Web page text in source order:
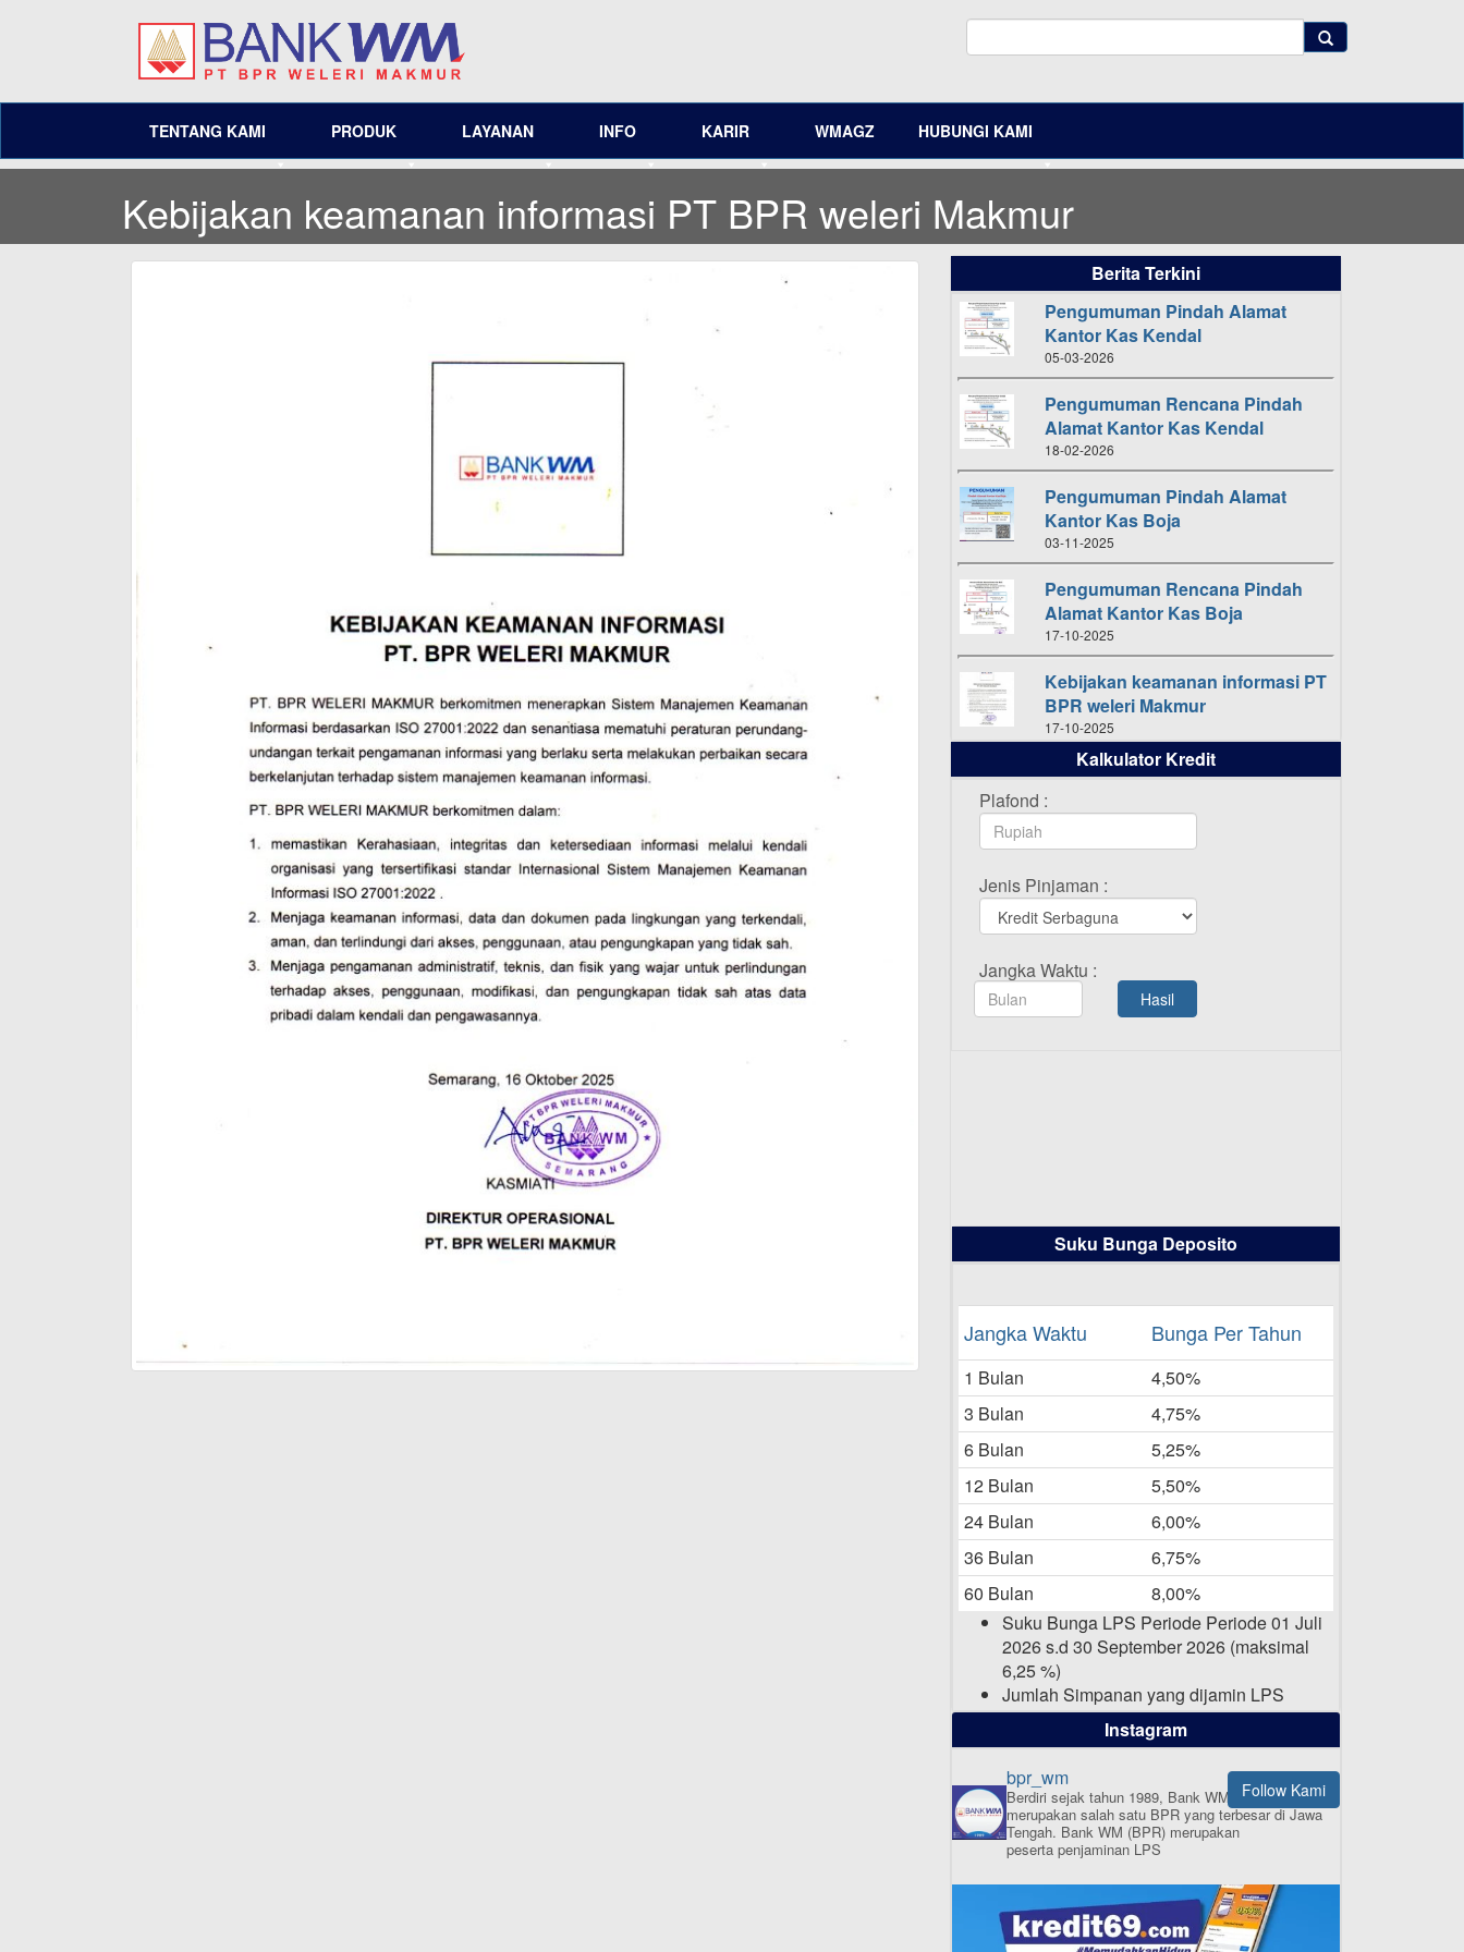
TENTANG KAMI PRODUK LAYANAN INFO KARIR WMAGZ HUBUNGI KAMI
Kebijakan keamanan informasi PT BPR weleri Makmur
Berita Terkini
Pengumuman Pindah Alamat
Kantor Kas Kendal
05-03-2026
Pengumuman Rencana Pindah
Alamat Kantor Kas Kendal
18-02-2026
Pengumuman Pindah Alamat
Kantor Kas Boja
03-11-2025
Pengumuman Rencana Pindah
Alamat Kantor Kas Boja
17-10-2025
Kebijakan keamanan informasi PT
BPR weleri Makmur
17-10-2025
Daftar Pemenang Undian
TAMASHA Bulan Oktober 2025
16-10-2025
TAMASHA Bulan September 2025
20-09-2025
Daftar Pemenang Undian
TAMASHA Bulan Agustus 2025
Daftar Pemenang Undian
16-06-2025
Daftar Pemenang Undian
TAMASHA Bulan Mei 2025
20-05-2025
Laporan Keuangan Berkelanjutan
06-05-2025
Daftar Pemenang Undian
TAMASHA Bulan April 2025
Pengumuman Nama Baru
Perusahaan
03-03-2025
Kalkulator Kredit
Plafond :
Jenis Pinjaman :
Jangka Waktu :
Hasil
Suku Bunga Deposito
Jangka Waktu Bunga Per Tahun
1 Bulan
4,50%
3 Bulan
4,75%
6 Bulan
5,25%
12 Bulan
5,50%
24 Bulan
6,00%
36 Bulan
6,75%
60 Bulan
8,00%
Suku Bunga LPS Periode Periode 01 Juli
2026 s.d 30 September 2026 (maksimal
6,25 %)
Jumlah Simpanan yang dijamin LPS
maksimal sampai dengan 2 Milyar Rupiah
per nasabah dalam satu bank
ISI APLIKASI SEKARANG
Instagram
Follow Kami
bpr_wm
Berdiri sejak tahun 1989, Bank WM (BPR)
merupakan salah satu BPR yang terbesar di Jawa
Tengah. Bank WM (BPR) merupakan
peserta penjaminan LPS